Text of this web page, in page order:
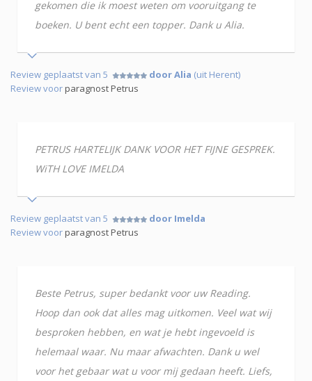
gekomen die ik moest weten om vooruitgang te
boeken. U bent echt een topper. Dank u Alia.
Review geplaatst van 5 door Alia (uit Herent)
Review voorparagnost Petrus
PETRUS HARTELIJK DANK VOOR HET FIJNE GESPREK.
WiTH LOVE IMELDA
Review geplaatst van 5
door Imelda
Review voorparagnost Petrus
Beste Petrus, super bedankt voor uw Reading.
Hoop dan ook dat alles mag uitkomen. Veel wat wij
besproken hebben, en wat je hebt ingevoeld is
helemaal waar. Nu maar afwachten. Dank u wel
voor het gebaar wat u voor mij gedaan heeft. Liefs,